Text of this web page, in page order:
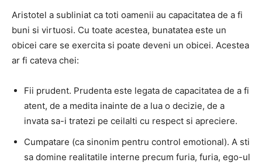
Aristotel a subliniat ca toti oamenii au capacitatea de a fi
buni si virtuosi. Cu toate acestea, bunatatea este un
obicei care se exercita si poate deveni un obicei. Acestea
ar fi cateva chei:
Fii prudent. Prudenta este legata de capacitatea de a fi
atent, de a medita inainte de a lua o decizie, de a
invata sa-i tratezi pe ceilalti cu respect si apreciere.
Cumpatare (ca sinonim pentru control emotional). A sti
sa domine realitatile interne precum furia, furia, ego-ul